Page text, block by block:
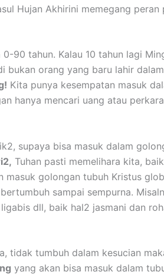
Hujan Akhirini memegang
90 tahun. Kalau 10 tahun lagi
bukan orang yang baru lahir
Kita punya kesempatan masuk
hanya mencari uang atau
supaya bisa masuk dalam
Tuhan pasti memelihara kita,
golongan tubuh Kristus
sampai sempurna.
dll, baik hal2 jasmani dan
tidak tumbuh dalam kesucian
yang akan bisa masuk dalam